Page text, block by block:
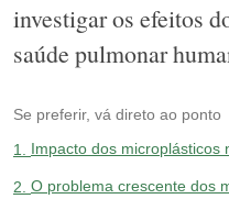
investigar os efeitos
saúde pulmonar
Se preferir, vá direto ao ponto
1. Impacto dos microplásticos
2. O problema crescente dos